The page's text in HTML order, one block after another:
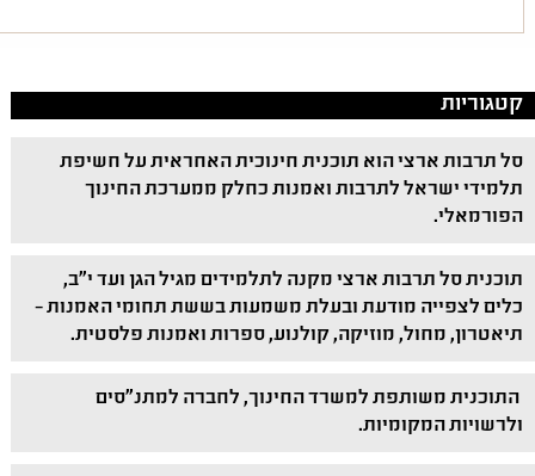
קטגוריות
סל תרבות ארצי הוא תוכנית חינוכית האחראית על חשיפת
תלמידי ישראל לתרבות ואמנות כחלק ממערכת החינוך
הפורמאלי.
תוכנית סל תרבות ארצי מקנה לתלמידים מגיל הגן ועד י"ב,
כלים לצפייה מודעת ובעלת משמעות בששת תחומי האמנות –
תיאטרון, מחול, מוזיקה, קולנוע, ספרות ואמנות פלסטית.
התוכנית משותפת למשרד החינוך, לחברה למתנ"סים
ולרשויות המקומיות.